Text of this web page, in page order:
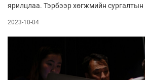
ярилцлаа. Тэрбээр хөгжмийн сургалтын
хуурын фестиваль зохион байгуулдаг
хуурын чуулгын хөгжимчнөөр ажиллаж
АНУ-д суурьшиж, гэр бүлтэй болсон, хоёр
түүнтэй ийнхүү хөөрөлдлөө.
2023-10-04